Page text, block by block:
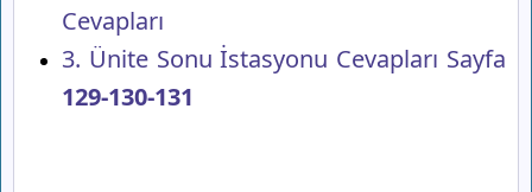
Cevapları
3. Ünite Sonu İstasyonu Cevapları Sayfa
129-130-131